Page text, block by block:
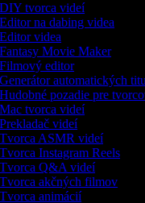
tvorca videí
na dabing videa
videa
Movie Maker
editor
automatických
pozadie pre
tvorca videí
videí
ASMR videí
Instagram Reels
Q&A videí
akčných filmov
animácií